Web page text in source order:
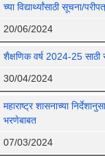
च्या विद्यार्थ्यांसाठी सूचना/
20/06/2024
शैक्षणिक वर्ष 2024-25
30/04/2024
महाराष्ट्र शासनाच्या
भरणेबाबत
07/03/2024